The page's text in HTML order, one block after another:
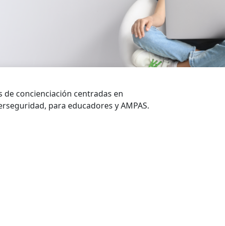
de concienciación centradas en
para educadores y AMPAS.